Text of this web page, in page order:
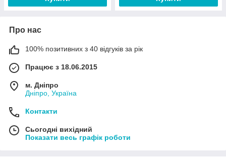
Про нас
100% позитивних з 40 відгуків за рік
Працює з 18.06.2015
м. Дніпро
Дніпро, Україна
Контакти
Сьогодні вихідний
Показати весь графік роботи